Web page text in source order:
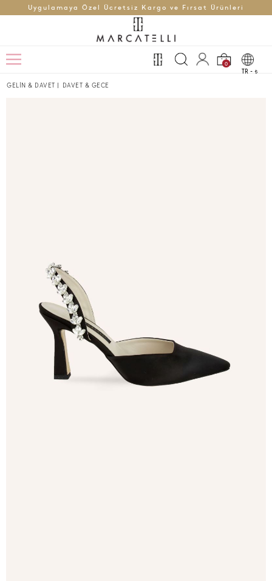
Uygulamaya Özel Ücretsiz Kargo ve Fırsat Ürünleri
0
TR - t
GELİN & DAVET | DAVET & GECE